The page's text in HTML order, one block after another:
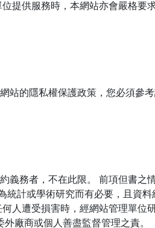
提供服務時，本網站亦會嚴格要
站的隱私權保護政策，您必須參
義務者，不在此限。 前項但書之
計或學術研究而有必要，且資
人遭受損害時，經網站管理單位
廠商或個人善盡監督管理之責。